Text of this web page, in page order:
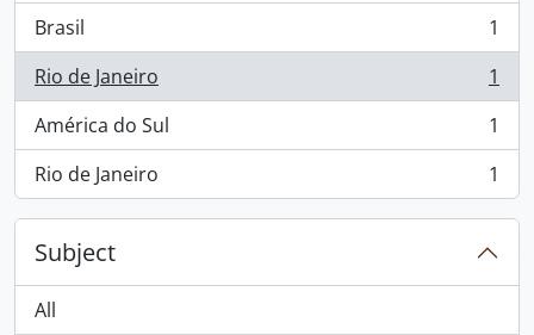
Brasil
, 1 results
1
Rio de Janeiro
, 1 results
1
América do Sul
, 1 results
1
Rio de Janeiro
, 1 results 1
Subject
All